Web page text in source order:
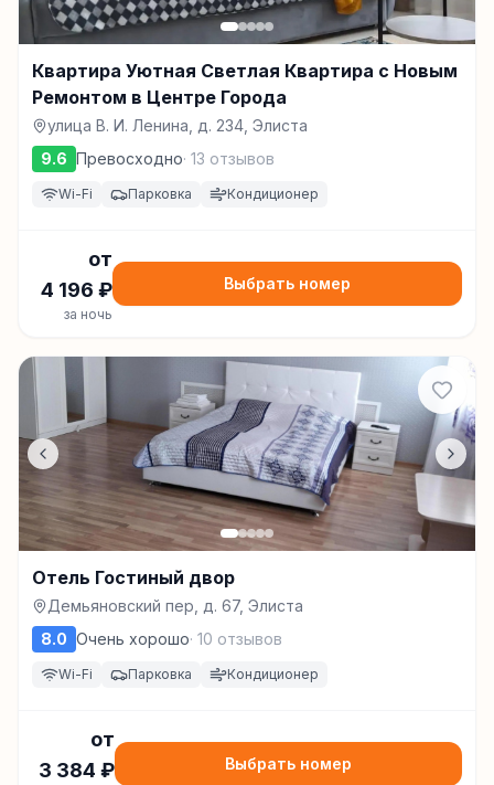
Квартира Уютная Светлая Квартира с Новым
Ремонтом в Центре Города
улица В. И. Ленина, д. 234, Элиста
9.6 Превосходно· 13 отзывов
Wi-Fi Парковка Кондиционер
от
4 196 ₽
за ночь
Выбрать номер
Отель Гостиный двор
Демьяновский пер, д. 67, Элиста
8.0 Очень хорошо· 10 отзывов
Wi-Fi Парковка Кондиционер
от
3 384 ₽ Выбрать номер